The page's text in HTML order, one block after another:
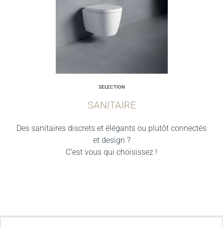
SELECTION
SANITAIRE
Des sanitaires discrets et élégants ou plutôt connectés
et design ?
C’est vous qui choisissez !